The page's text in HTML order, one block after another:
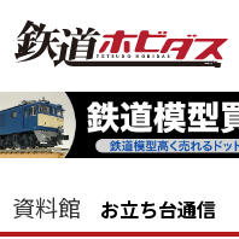
資料館 お立ち台通信